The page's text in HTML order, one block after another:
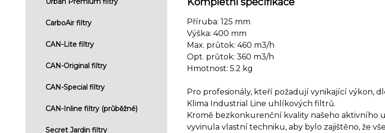
CarboAir filtry
CAN-Lite filtry
CAN-Original filtry
CAN-Special filtry
CAN-Inline filtry (průběžné)
Secret Jardin filtry
Příruba: 125 mm
Výška: 400 mm
Max. průtok: 460 m3/h
Opt. průtok: 360 m3/h
Hmotnost: 5.2 kg
Pro profesionály, kteří požadují vynikající výkon,
Klima Industrial Line uhlíkových filtrů.
Kromě bezkonkurenční kvality našeho aktivního
vyvinula vlastní techniku, aby bylo zajištěno, že